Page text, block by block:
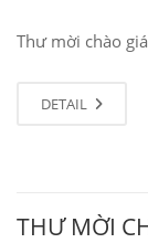
Thư mời chào
DETAIL
THƯ MỜI